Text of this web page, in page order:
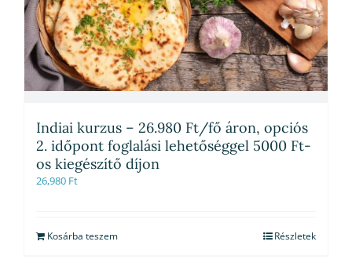
Indiai kurzus – 26.980 Ft/fő áron, opciós
2. időpont foglalási lehetőséggel 5000 Ft-
os kiegészítő díjon
26,980 Ft
Kosárba teszem Részletek